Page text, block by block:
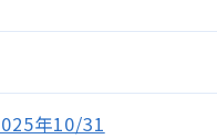
年10/31